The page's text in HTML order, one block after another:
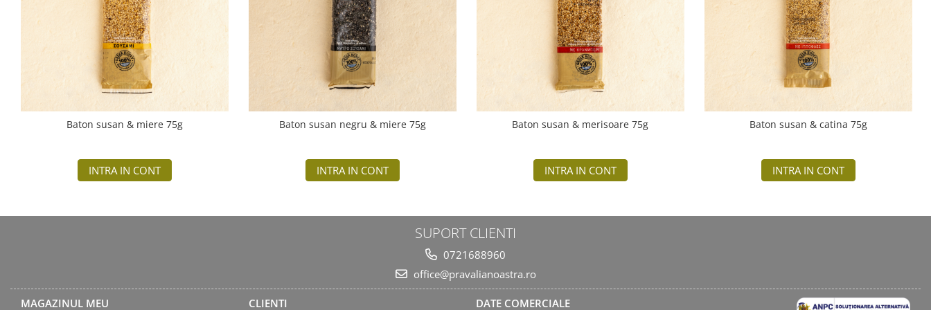
Baton susan & miere 75g
INTRA IN CONT
Baton susan negru & miere 75g
INTRA IN CONT
Baton susan & merisoare 75g
INTRA IN CONT
Baton susan & catina 75g
INTRA IN CONT
SUPORT CLIENTI
0721688960
office@pravalianoastra.ro
MAGAZINUL MEU CLIENTI DATE COMERCIALE